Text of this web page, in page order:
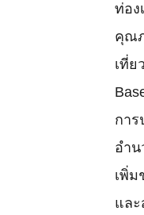
ท่อง
คุณ
เที่ย
กา
อำ
เพิ่
และ